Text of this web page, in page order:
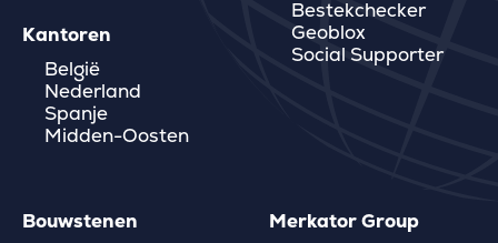
Kantoren
België
Nederland
Spanje
Midden-Oosten
Bestekchecker
Geoblox
Social Supporter
Bouwstenen
Merkator Group